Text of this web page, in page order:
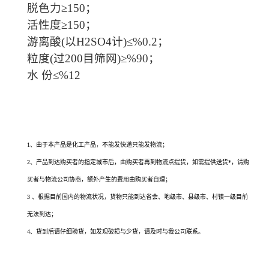
脱色力≥150；
活性度≥150；
游离酸(以H2SO4计)≤%0.2；
粒度(过200目筛网)≥%90；
水 份≤%12
1、由于本产品是化工产品，不能发快递只能发物流；
2、产品到达购买者的指定城市后，由购买者再到物流点提货，如需提供送货*，请购
买者与物流公司协商，额外产生的费用由购买者自理；
3 、根据目前国内的物流状况，货物只能到达省会、地级市、县级市、村镇一级目前
无法到达；
4、货到后请仔细验货，如发现破损与少货，请及时与我公司联系。